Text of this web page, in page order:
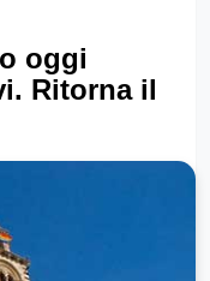
oggi
Ritorna il